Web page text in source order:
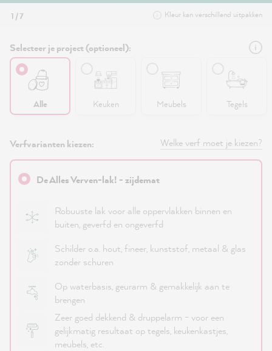
1 / 7 Kleur kan verschillend uitpakken
Selecteer je project (optioneel):
Alle Keuken Meubels Tegels
Verfvarianten kiezen: Welke verf moet je kiezen?
De Alles Verven-lak! - zijdemat
Robuuste lak voor alle oppervlakken binnen en
buiten, geverfd en ongeverfd
Schilder o.a. hout, fineer, kunststof, metaal & glas
zonder schuren
Op waterbasis, geurarm & gemakkelijk aan te
brengen
Zeer goed dekkend & druppelarm - voor een
gelijkmatig resultaat op tegels, keukenkastjes,
meubels, etc.